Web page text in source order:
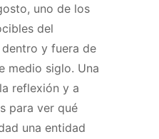
uno de los
del
y fuera de
medio siglo. Una
reflexión y a
para ver qué
una entidad